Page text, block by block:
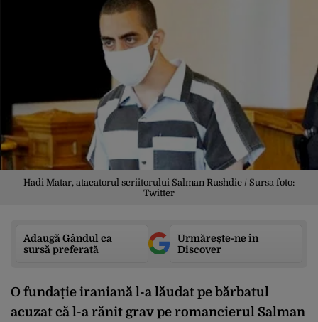
Hadi Matar, atacatorul scriitorului Salman Rushdie / Sursa foto:
Twitter
Adaugă Gândul ca
sursă preferată
Urmărește-ne în
Discover
O fundație iraniană l-a lăudat pe bărbatul
acuzat că l-a rănit grav pe romancierul Salman